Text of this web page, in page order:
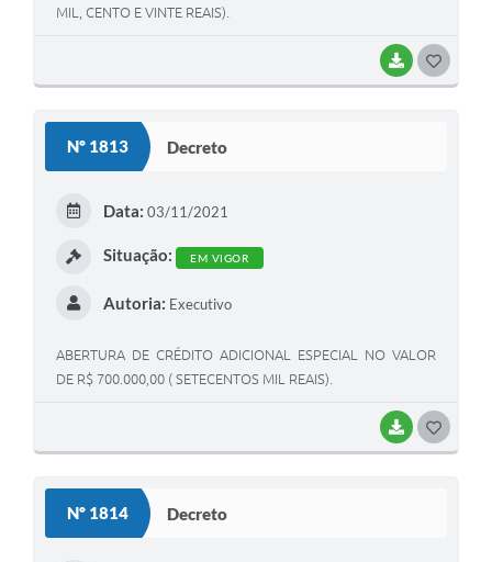
BAIXAR
MIL, CENTO E VINTE REAIS).
Nº 1813 Decreto
BAIXAR
Data: 03/11/2021
Situação: EM VIGOR
Autoria: Executivo
ABERTURA DE CRÉDITO ADICIONAL ESPECIAL NO VALOR
DE R$ 700.000,00 ( SETECENTOS MIL REAIS).
Nº 1814 Decreto